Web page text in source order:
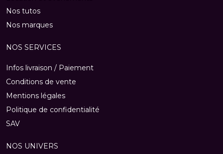
Nos tutos
Nos marques
NOS SERVICES
Infos livraison / Paiement
Conditions de vente
Mentions légales
Politique de confidentialité
SAV
NOS UNIVERS